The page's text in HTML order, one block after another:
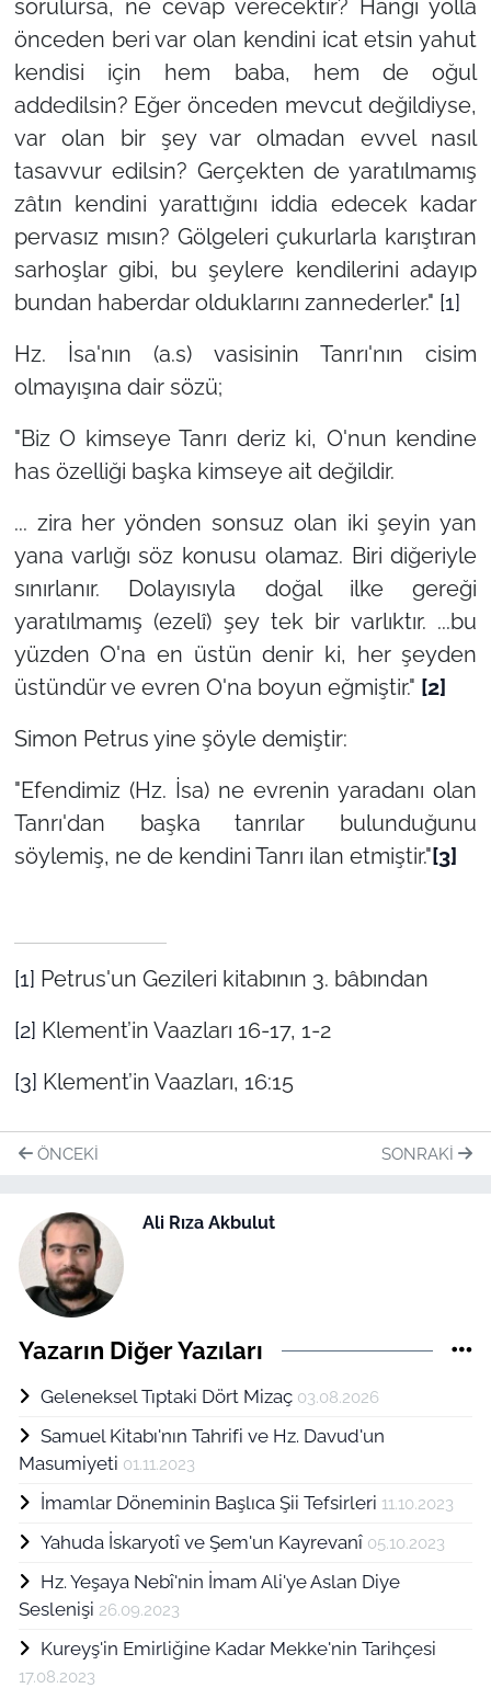
sorulursa, ne cevap verecektir? Hangi yolla
önceden beri var olan kendini icat etsin yahut
kendisi için hem baba, hem de oğul
addedilsin? Eğer önceden mevcut değildiyse,
var olan bir şey var olmadan evvel nasıl
tasavvur edilsin? Gerçekten de yaratılmamış
zâtın kendini yarattığını iddia edecek kadar
pervasız mısın? Gölgeleri çukurlarla karıştıran
sarhoşlar gibi, bu şeylere kendilerini adayıp
bundan haberdar olduklarını zannederler." [1]
Hz. İsa'nın (a.s) vasisinin Tanrı'nın cisim
olmayışına dair sözü;
"Biz O kimseye Tanrı deriz ki, O'nun kendine
has özelliği başka kimseye ait değildir.
... zira her yönden sonsuz olan iki şeyin yan
yana varlığı söz konusu olamaz. Biri diğeriyle
sınırlanır. Dolayısıyla doğal ilke gereği
yaratılmamış (ezelî) şey tek bir varlıktır. ...bu
yüzden O'na en üstün denir ki, her şeyden
üstündür ve evren O'na boyun eğmiştir." [2]
Simon Petrus yine şöyle demiştir:
"Efendimiz (Hz. İsa) ne evrenin yaradanı olan
Tanrı'dan başka tanrılar bulunduğunu
söylemiş, ne de kendini Tanrı ilan etmiştir."[3]
[1] Petrus'un Gezileri kitabının 3. bâbından
[2] Klement’in Vaazları 16-17, 1-2
[3] Klement’in Vaazları, 16:15
ÖNCEKI SONRAKI
Ali Rıza Akbulut
Yazarın Diğer Yazıları
Geleneksel Tıptaki Dört Mizaç 03.08.2026
Samuel Kitabı'nın Tahrifi ve Hz. Davud'un
Masumiyeti 01.11.2023
İmamlar Döneminin Başlıca Şii Tefsirleri 11.10.2023
Yahuda İskaryotî ve Şem'un Kayrevanî 05.10.2023
Hz. Yeşaya Nebî'nin İmam Ali'ye Aslan Diye
Seslenişi 26.09.2023
Kureyş'in Emirliğine Kadar Mekke'nin Tarihçesi
17.08.2023